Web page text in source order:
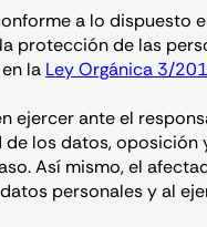
a lo dispuesto
protección de las
la Ley Orgánica 3/
ejercer ante el
los datos, oposición
Así mismo, el
personales y al